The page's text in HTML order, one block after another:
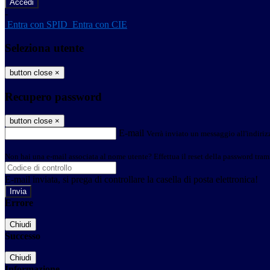
-
Entra con SPID Entra con CIE
Seleziona utente
button close ×
Recupero password
button close ×
E-mail Verrà inviato un messaggio
Non hai una e-mail associata al nome utente? Effettua il reset della password
E-mail inviata, si prega di controllare la casella di posta elettronica!
Errore
Chiudi
Successo
Chiudi